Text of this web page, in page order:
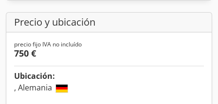
Precio y ubicación
precio fijo IVA no incluído
750 €
Ubicación:
, Alemania